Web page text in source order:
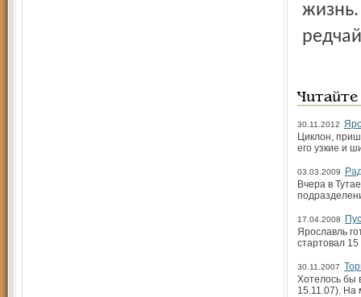
жизнь.
30.11.2012
Циклон,
его узкие и
03.03.2009
Вчера в
17.04.2008
Ярославль
стартовал
30.11.2007
Хотелось бы
15.11.07). На